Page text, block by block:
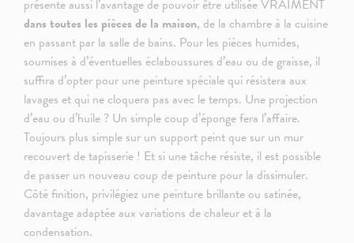
présente aussi l’avantage de pouvoir être utilisée VRAIMENT
dans toutes les pièces de la maison, de la chambre à la cuisine
en passant par la salle de bains. Pour les pièces humides,
soumises à d’éventuelles éclaboussures d’eau ou de graisse, il
suffira d’opter pour une peinture spéciale qui résistera aux
lavages et qui ne cloquera pas avec le temps. Une projection
d’eau ou d’huile ? Un simple coup d’éponge fera l’affaire.
Toujours plus simple sur un support peint que sur un mur
recouvert de tapisserie ! Et si une tâche résiste, il est possible
de passer un nouveau coup de peinture pour la dissimuler.
Côté finition, privilégiez une peinture brillante ou satinée,
davantage adaptée aux variations de chaleur et à la
condensation.